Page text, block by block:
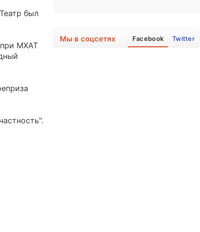
был
МХАТ
Мы в соцсетях Facebook Twitter